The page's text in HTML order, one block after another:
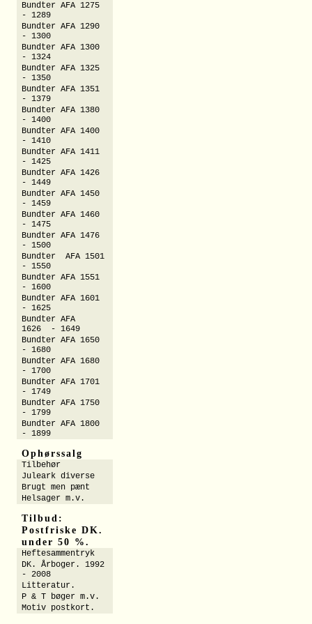
Bundter AFA 1275
- 1289
Bundter AFA 1290
- 1300
Bundter AFA 1300
- 1324
Bundter AFA 1325
- 1350
Bundter AFA 1351
- 1379
Bundter AFA 1380
- 1400
Bundter AFA 1400
- 1410
Bundter AFA 1411
- 1425
Bundter AFA 1426
- 1449
Bundter AFA 1450
- 1459
Bundter AFA 1460
- 1475
Bundter AFA 1476
- 1500
Bundter AFA 1501
- 1550
Bundter AFA 1551
- 1600
Bundter AFA 1601
- 1625
Bundter AFA
1626 - 1649
Bundter AFA 1650
- 1680
Bundter AFA 1680
- 1700
Bundter AFA 1701
- 1749
Bundter AFA 1750
- 1799
Bundter AFA 1800
- 1899
Ophørssalg
Tilbehør
Juleark diverse
Brugt men pænt
Helsager m.v.
Tilbud:
Postfriske DK.
under 50 %.
Heftesammentryk
DK. Årboger. 1992
- 2008
Litteratur.
P & T bøger m.v.
Motiv postkort.